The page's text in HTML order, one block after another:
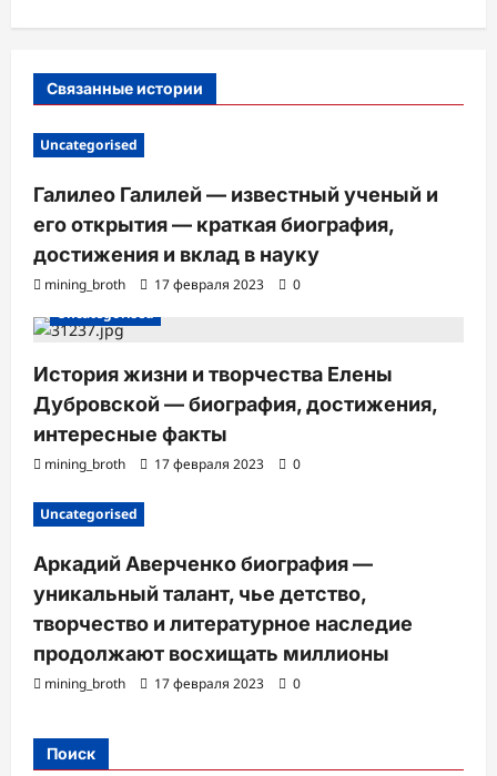
Связанные истории
Uncategorised
Галилео Галилей — известный ученый и
его открытия — краткая биография,
достижения и вклад в науку
mining_broth 17 февраля 2023
0
Uncategorised
История жизни и творчества Елены
Дубровской — биография, достижения,
интересные факты
mining_broth 17 февраля 2023 0
Uncategorised
Аркадий Аверченко биография —
уникальный талант, чье детство,
творчество и литературное наследие
продолжают восхищать миллионы
mining_broth 17 февраля 2023 0
Поиск